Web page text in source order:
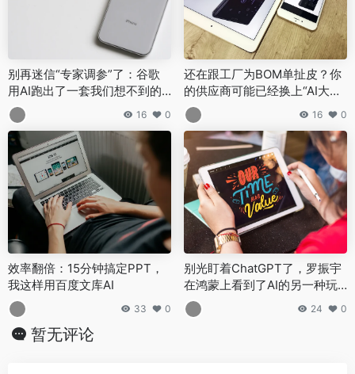
别再迷信“专家调参”了：谷歌
用AI跑出了一套我们想不到的
打法
16 0
还在跟工厂为BOM单扯皮？你
的供应商可能已经换上“AI大脑”
了
16 0
效率翻倍：15分钟搞定PPT，
我这样用百度文库AI
33 0
别光盯着ChatGPT了，罗振宇
在鸿蒙上看到了AI的另一种玩
法
24 0
暂无评论